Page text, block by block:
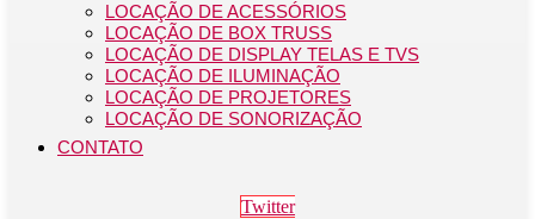
LOCAÇÃO DE ACESSÓRIOS
LOCAÇÃO DE BOX TRUSS
LOCAÇÃO DE DISPLAY TELAS E TVS
LOCAÇÃO DE ILUMINAÇÃO
LOCAÇÃO DE PROJETORES
LOCAÇÃO DE SONORIZAÇÃO
CONTATO
Twitter